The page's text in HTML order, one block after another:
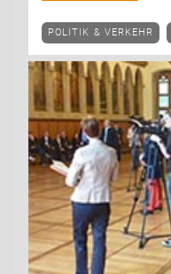
POLITIK & VERKEHR